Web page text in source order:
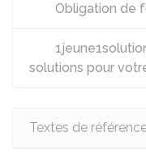
Obligation de
solutions pour
Textes de